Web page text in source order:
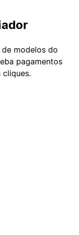
modelos do
pagamentos
cliques.